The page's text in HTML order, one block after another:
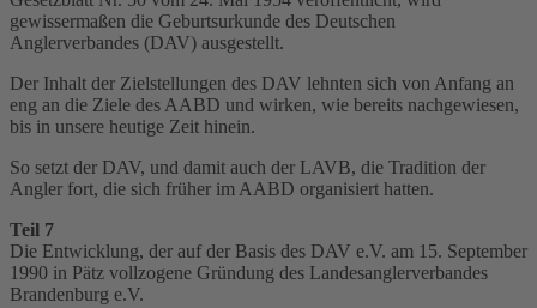
gewissermaßen die Geburtsurkunde des Deutschen
Anglerverbandes (DAV) ausgestellt.
Der Inhalt der Zielstellungen des DAV lehnten sich von Anfang an
eng an die Ziele des AABD und wirken, wie bereits nachgewiesen,
bis in unsere heutige Zeit hinein.
So setzt der DAV, und damit auch der LAVB, die Tradition der
Angler fort, die sich früher im AABD organisiert hatten.
Teil 7
Die Entwicklung, der auf der Basis des DAV e.V. am 15. September
1990 in Pätz vollzogene Gründung des Landesanglerverbandes
Brandenburg e.V.